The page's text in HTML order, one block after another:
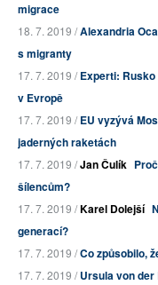
migrace
18. 7. 2019 /Alexandria
s migranty
17. 7. 2019 /Experti:
v Evropě
17. 7. 2019 /EU vyzývá
jaderných raketách
17. 7. 2019 /Jan Čulík
šílencům?
17. 7. 2019 /Karel Dolejší
generací?
17. 7. 2019 /Co způsobilo,
17. 7. 2019 /Ursula von